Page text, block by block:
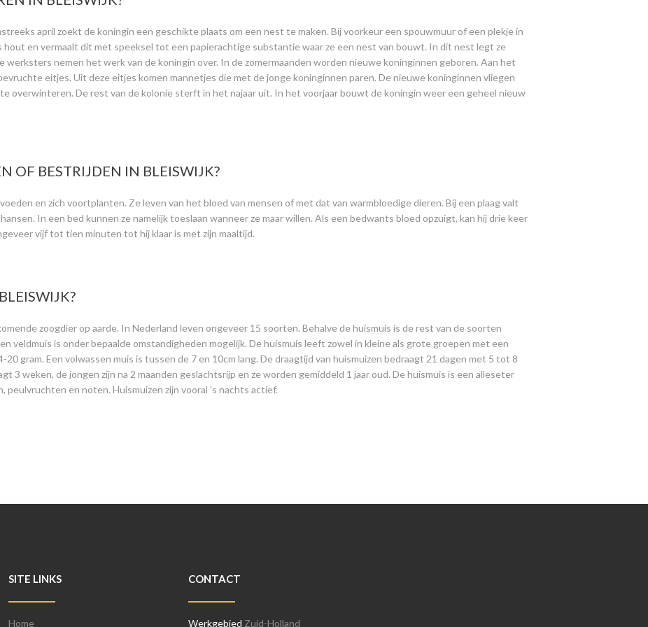
april zoekt de koningin een geschikte plaats om een nest te maken. Bij voorkeur een spouwmuur of een plekje in
hout en vermaalt dit met speeksel tot een papierachtige substantie waar ze een nest van bouwt. In dit nest legt ze
nemen het werk van de koningin over. In de zomermaanden worden nieuwe koninginnen geboren. Aan het
eitjes. Uit deze eitjes komen mannetjes die met de jonge koninginnen paren. De nieuwe koninginnen vliegen
overwinteren. De rest van de kolonie sterft in het najaar uit. In het voorjaar bouwt de koningin weer een geheel nieuw
OF BESTRIJDEN IN BLEISWIJK?
en zich voortplanten. Ze leven van het bloed van mensen of met dat van warmbloedige dieren. Bij een plaag valt
In een bed kunnen ze namelijk toeslaan wanneer ze maar willen. Als een bedwants bloed opzuigt, kan hij drie keer
vijf tot tien minuten tot hij klaar is met zijn maaltijd.
zoogdier op aarde. In Nederland leven ongeveer 15 soorten. Behalve de huismuis is de rest van de soorten
veldmuis is onder bepaalde omstandigheden mogelijk. De huismuis leeft zowel in kleine als grote groepen met een
gram. Een volwassen muis is tussen de 7 en 10cm lang. De draagtijd van huismuizen bedraagt 21 dagen met 5 tot 8
3 weken, de jongen zijn na 2 maanden geslachtsrijp en ze worden gemiddeld 1 jaar oud. De huismuis is een alleseter
peulvruchten en noten. Huismuizen zijn vooral ’s nachts actief.
SITE LINKS
Home
CONTACT
Werkgebied Zuid-Holland